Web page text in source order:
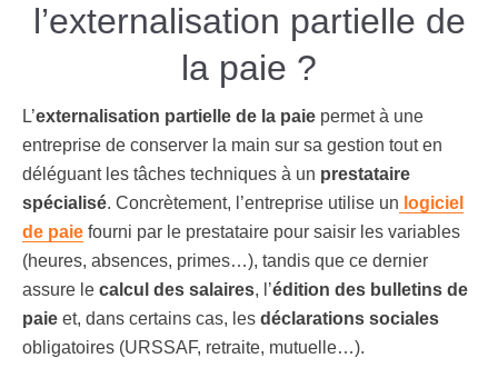
l’externalisation partielle de
la paie ?
L’externalisation partielle de la paie permet à une
entreprise de conserver la main sur sa gestion tout en
déléguant les tâches techniques à un prestataire
spécialisé. Concrètement, l’entreprise utilise un logiciel
de paie fourni par le prestataire pour saisir les variables
(heures, absences, primes…), tandis que ce dernier
assure le calcul des salaires, l’édition des bulletins de
paie et, dans certains cas, les déclarations sociales
obligatoires (URSSAF, retraite, mutuelle…).